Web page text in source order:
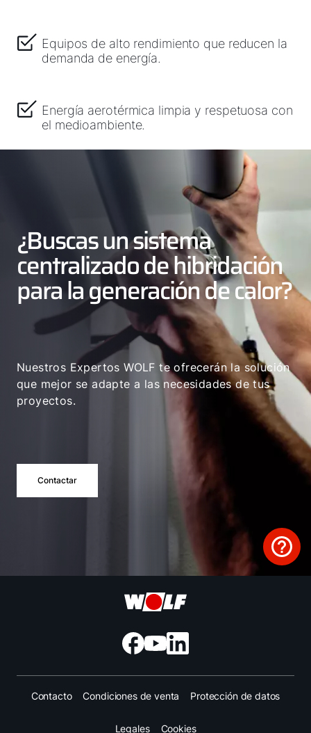
Equipos de alto rendimiento que reducen la
demanda de energía.
Energía aerotérmica limpia y respetuosa con
el medioambiente.
¿Buscas un sistema
centralizado de hibridación
para la generación de calor?
Nuestros Expertos WOLF te ofrecerán la solución
que mejor se adapte a las necesidades de tus
proyectos.
Contactar
Contacto Condiciones de venta Protección de datos
Legales Cookies